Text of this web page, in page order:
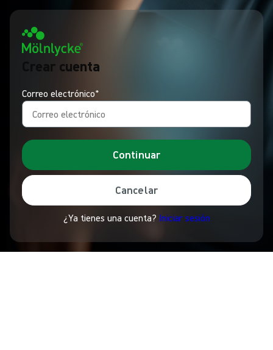
Crear cuenta
Correo electrónico*
Continuar
Cancelar
¿Ya tienes una cuenta? Iniciar sesión